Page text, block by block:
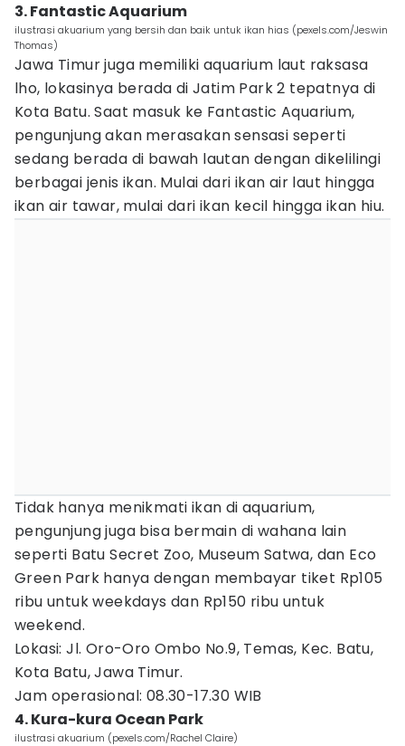
3. Fantastic Aquarium
ilustrasi akuarium yang bersih dan baik untuk ikan hias (pexels.com/Jeswin
Thomas)
Jawa Timur juga memiliki aquarium laut raksasa
lho, lokasinya berada di Jatim Park 2 tepatnya di
Kota Batu. Saat masuk ke Fantastic Aquarium,
pengunjung akan merasakan sensasi seperti
sedang berada di bawah lautan dengan dikelilingi
berbagai jenis ikan. Mulai dari ikan air laut hingga
ikan air tawar, mulai dari ikan kecil hingga ikan hiu.
Tidak hanya menikmati ikan di aquarium,
pengunjung juga bisa bermain di wahana lain
seperti Batu Secret Zoo, Museum Satwa, dan Eco
Green Park hanya dengan membayar tiket Rp105
ribu untuk weekdays dan Rp150 ribu untuk
weekend.
Lokasi: Jl. Oro-Oro Ombo No.9, Temas, Kec. Batu,
Kota Batu, Jawa Timur.
Jam operasional: 08.30-17.30 WIB
4. Kura-kura Ocean Park
ilustrasi akuarium (pexels.com/Rachel Claire)